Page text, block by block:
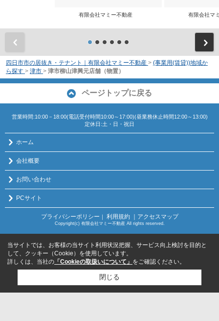
有限会社マミー不動産 有限会社
四日市市の居抜き・テナント｜有限会社マミー不動産 > (事業用(賃貸))地域か
ら探す > 津市 > 津市柳山津興元店舗（物置）
ページトップに戻る
営業時間:10:00－18:00(電話受付時間10:00～17:00)(昼業務休止時間12:00～13:00)
定休日:土・日・祝日
ホーム
会社概要
お問い合わせ
PCサイト
プライバシーポリシー 利用規約 ｜アクセスマップ
Copyright(c) 有限会社マミー不動産 All rights reserved.
当サイトでは、お客様の当サイト利用状況把握、サービス向上検討を目的と
して、クッキー（Cookie）を使用しています。
詳しくは、当社の 「Cookieの取扱いについて」 をご確認ください。
閉じる